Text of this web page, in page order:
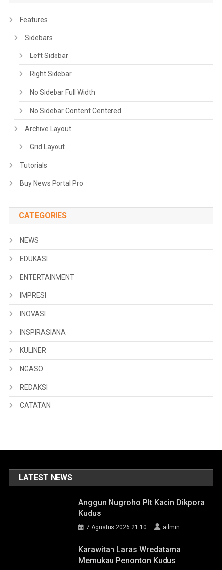
Features
Sidebars
Left Sidebar
Right Sidebar
No Sidebar Full Width
No Sidebar Content Centered
Archive Layout
Grid Layout
Tutorials
Buy News Portal Pro
CATEGORIES
NEWS
EDUKASI
ENTERTAINMENT
IMPRESI
INOVASI
INSPIRASIANA
KULINER
NGASO
REDAKSI
CATATAN
LATEST NEWS
Anggun Nugroho Plt Kadin Dikpora
Kudus
7 Agustus 2026 21:10 admin
Karawitan Laras Wredatama
Memukau Penonton Kudus